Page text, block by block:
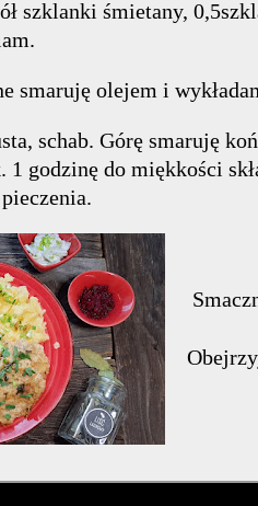
szklanki śmietany,
smaruję olejem i
schab. Górę smaruję
1 godzinę do miękkości